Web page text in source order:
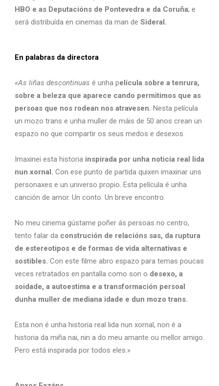
HBO e as Deputacións de Pontevedra e da Coruña; e
será distribuída en cinemas da man de Sideral.
En palabras da directora
«As liñas descontinuas é unha película sobre a tenrura,
sobre a beleza que aparece cando permitimos que as
persoas que nos rodean nos atravesen. Nesta película
un mozo trans e unha muller de máis de 50 anos crean un
espazo no que compartir os seus medos e desexos.
Imaxinei esta historia inspirada por unha noticia real lida
nun xornal. Con ese punto de partida quixen imaxinar uns
personaxes e un universo propio. Esta película é unha
canción de amor. Un conto. Un breve encontro.
No meu cinema gústame poñer ás persoas no centro,
tento falar da construción de relacións sas, da ruptura
de estereotipos e de formas de vida alternativas e
sostibles. Con este filme abro espazo para temas poucas
veces retratados en pantalla como son o desexo, a
soidade, a autoestima e a transformación persoal
dunha muller de mediana idade e dun mozo trans.
Esta non é unha historia real lida nun xornal, non é a
historia da miña nai, nin a do meu amante ou mellor amigo.
Pero está inspirada por todos eles.»